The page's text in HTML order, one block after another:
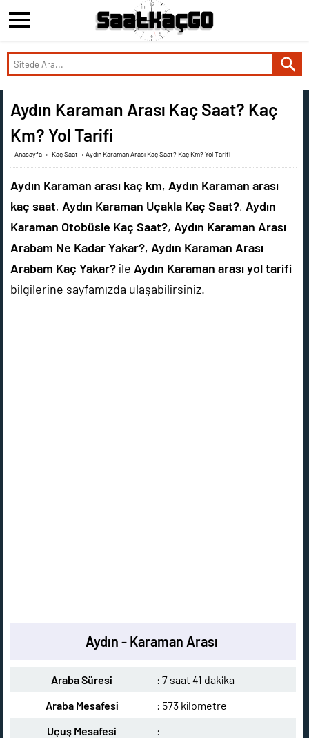
Aydın Karaman Arası Kaç Saat? Kaç
Km? Yol Tarifi
Anasayfa › Kaç Saat › Aydın Karaman Arası Kaç Saat? Kaç Km? Yol Tarifi
Aydın Karaman arası kaç km, Aydın Karaman arası
kaç saat, Aydın Karaman Uçakla Kaç Saat?, Aydın
Karaman Otobüsle Kaç Saat?, Aydın Karaman Arası
Arabam Ne Kadar Yakar?, Aydın Karaman Arası
Arabam Kaç Yakar? ile Aydın Karaman arası yol tarifi
bilgilerine sayfamızda ulaşabilirsiniz.
Aydın - Karaman Arası
Araba Süresi
: 7 saat 41 dakika
Araba Mesafesi
: 573 kilometre
Uçuş Mesafesi
: